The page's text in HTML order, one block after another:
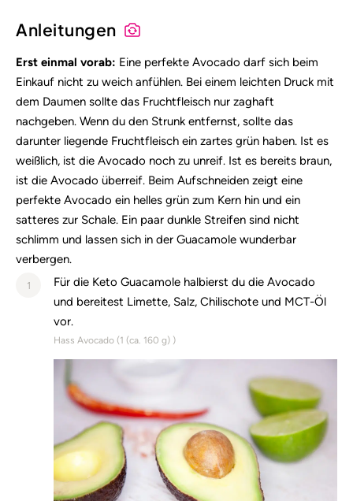
Anleitungen
Erst einmal vorab: Eine perfekte Avocado darf sich beim
Einkauf nicht zu weich anfühlen. Bei einem leichten Druck mit
dem Daumen sollte das Fruchtfleisch nur zaghaft
nachgeben. Wenn du den Strunk entfernst, sollte das
darunter liegende Fruchtfleisch ein zartes grün haben. Ist es
weißlich, ist die Avocado noch zu unreif. Ist es bereits braun,
ist die Avocado überreif. Beim Aufschneiden zeigt eine
perfekte Avocado ein helles grün zum Kern hin und ein
satteres zur Schale. Ein paar dunkle Streifen sind nicht
schlimm und lassen sich in der Guacamole wunderbar
verbergen.
1
Für die Keto Guacamole halbierst du die Avocado
und bereitest Limette, Salz, Chilischote und MCT-Öl
vor.
Hass Avocado (1 (ca. 160 g) )